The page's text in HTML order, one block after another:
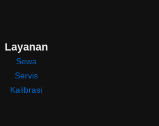
Layanan
Sewa
Servis
Kalibrasi